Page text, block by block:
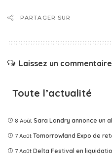
PARTAGER SUR
Laissez un commentaire
Toute l’actualité
8 Août Sara Landry annonce un
7 Août Tomorrowland Expo de
7 Août Delta Festival en